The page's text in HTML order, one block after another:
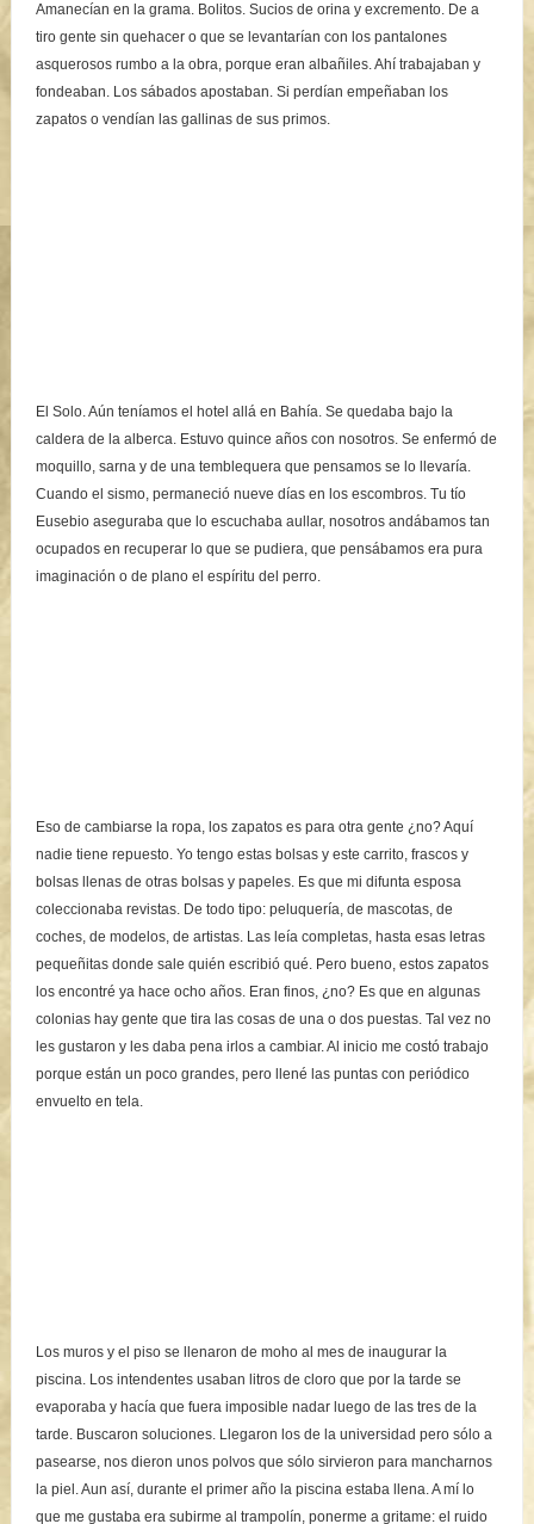
Amanecían en la grama. Bolitos. Sucios de orina y excremento. De a
tiro gente sin quehacer o que se levantarían con los pantalones
asquerosos rumbo a la obra, porque eran albañiles. Ahí trabajaban y
fondeaban. Los sábados apostaban. Si perdían empeñaban los
zapatos o vendían las gallinas de sus primos.
El Solo. Aún teníamos el hotel allá en Bahía. Se quedaba bajo la
caldera de la alberca. Estuvo quince años con nosotros. Se enfermó de
moquillo, sarna y de una temblequera que pensamos se lo llevaría.
Cuando el sismo, permaneció nueve días en los escombros. Tu tío
Eusebio aseguraba que lo escuchaba aullar, nosotros andábamos tan
ocupados en recuperar lo que se pudiera, que pensábamos era pura
imaginación o de plano el espíritu del perro.
Eso de cambiarse la ropa, los zapatos es para otra gente ¿no? Aquí
nadie tiene repuesto. Yo tengo estas bolsas y este carrito, frascos y
bolsas llenas de otras bolsas y papeles. Es que mi difunta esposa
coleccionaba revistas. De todo tipo: peluquería, de mascotas, de
coches, de modelos, de artistas. Las leía completas, hasta esas letras
pequeñitas donde sale quién escribió qué. Pero bueno, estos zapatos
los encontré ya hace ocho años. Eran finos, ¿no? Es que en algunas
colonias hay gente que tira las cosas de una o dos puestas. Tal vez no
les gustaron y les daba pena irlos a cambiar. Al inicio me costó trabajo
porque están un poco grandes, pero llené las puntas con periódico
envuelto en tela.
Los muros y el piso se llenaron de moho al mes de inaugurar la
piscina. Los intendentes usaban litros de cloro que por la tarde se
evaporaba y hacía que fuera imposible nadar luego de las tres de la
tarde. Buscaron soluciones. Llegaron los de la universidad pero sólo a
pasearse, nos dieron unos polvos que sólo sirvieron para mancharnos
la piel. Aun así, durante el primer año la piscina estaba llena. A mí lo
que me gustaba era subirme al trampolín, ponerme a gritame: el ruido